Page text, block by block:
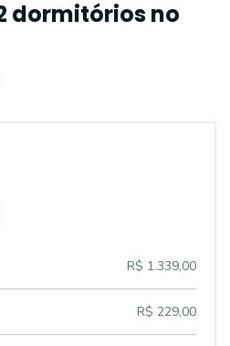
dormitórios no
R$ 1.339,00
R$ 229,00